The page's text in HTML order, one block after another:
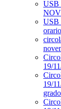
USB
USB
19/
19/
grado